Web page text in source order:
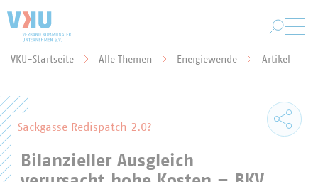
VKU-Startseite Alle Themen Energiewende Artikel
Sackgasse Redispatch 2.0?
Bilanzieller Ausgleich